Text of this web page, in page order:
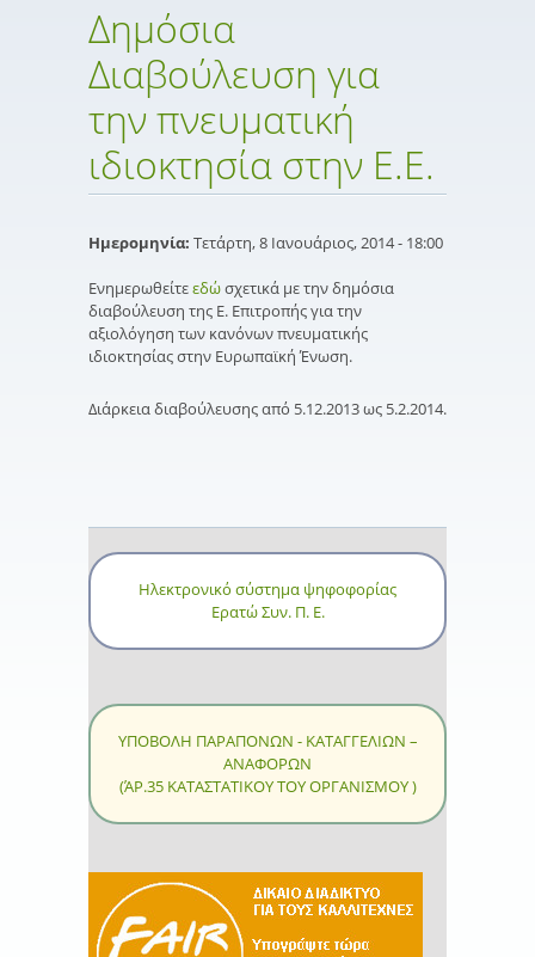
Δημόσια
Διαβούλευση για
την πνευματική
ιδιοκτησία στην Ε.Ε.
Ημερομηνία: Τετάρτη, 8 Ιανουάριος, 2014 - 18:00
Ενημερωθείτεεδώσχετικά με την δημόσια
διαβούλευση της Ε. Επιτροπής για την
αξιολόγηση των κανόνων πνευματικής
ιδιοκτησίας στην Ευρωπαϊκή Ένωση.
Διάρκεια διαβούλευσης από 5.12.2013 ως 5.2.2014.
Ηλεκτρονικό σύστημα ψηφοφορίας
Ερατώ Συν. Π. Ε.
ΥΠΟΒΟΛΗ ΠΑΡΑΠΟΝΩΝ - ΚΑΤΑΓΓΕΛΙΩΝ –
ΑΝΑΦΟΡΩΝ
(ΆΡ.35 ΚΑΤΑΣΤΑΤΙΚΟΥ ΤΟΥ ΟΡΓΑΝΙΣΜΟΥ )